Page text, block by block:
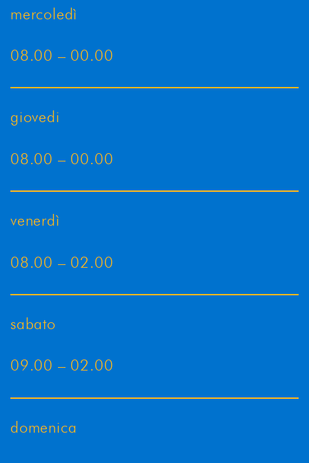
mercoledì
08.00 – 00.00
giovedi
08.00 – 00.00
venerdì
08.00 – 02.00
sabato
09.00 – 02.00
domenica